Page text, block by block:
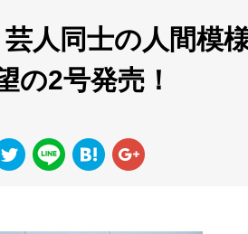
人同士の人間模
の2号発売！